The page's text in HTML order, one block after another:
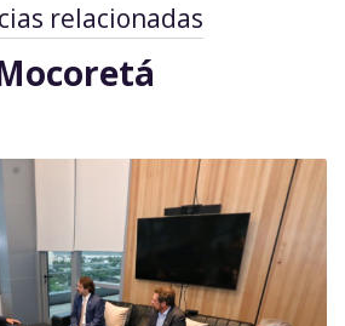
relacionadas